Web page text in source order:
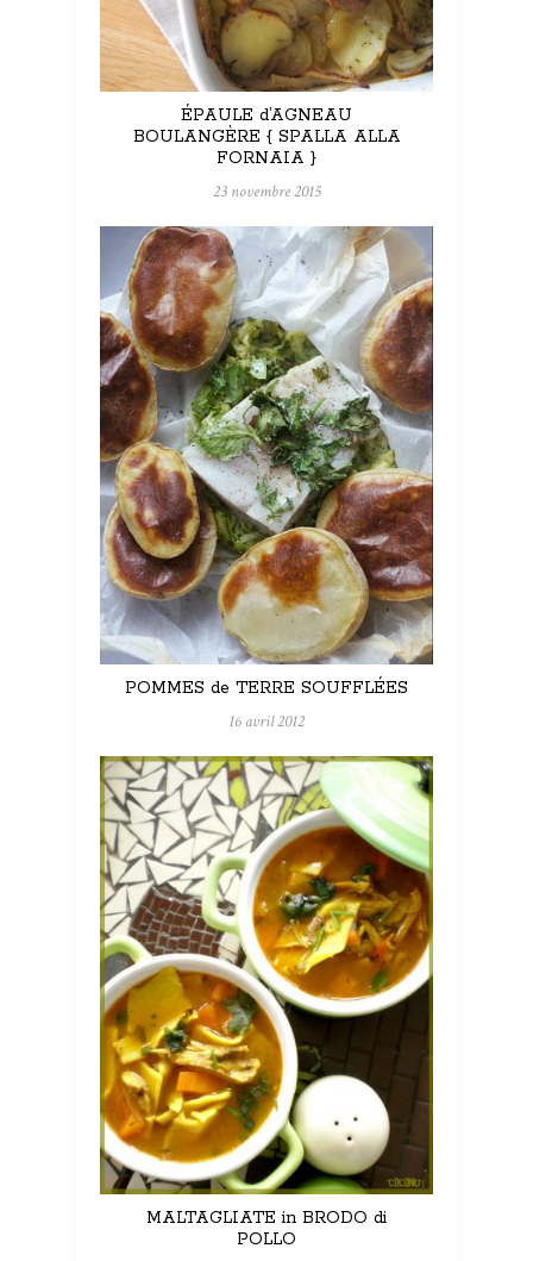
ÉPAULE d’AGNEAU
BOULANGÈRE { SPALLA ALLA
FORNAIA }
23 novembre 2015
POMMES de TERRE SOUFFLÉES
16 avril 2012
MALTAGLIATE in BRODO di
POLLO